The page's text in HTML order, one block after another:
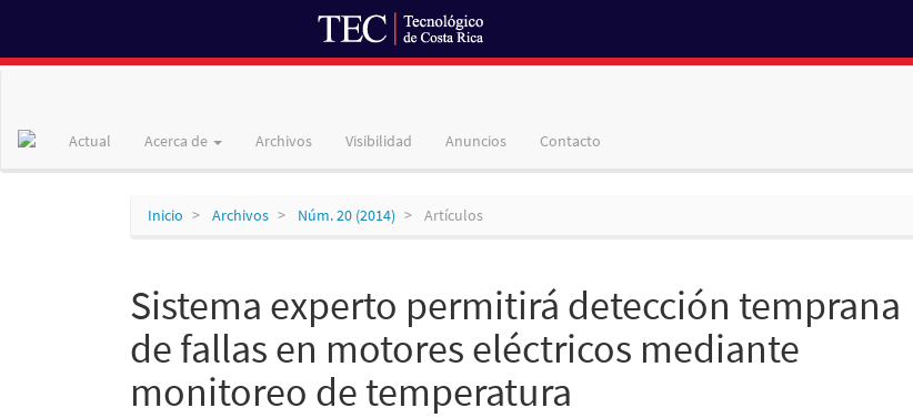
principal
Actual Acerca de Archivos Visibilidad Anuncios Contacto
Inicio Archivos Núm. 20 (2014) Artículos
Sistema experto permitirá detección temprana
de fallas en motores eléctricos mediante
monitoreo de temperatura